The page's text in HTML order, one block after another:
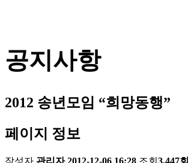
공지사항
2012 송년모임 “희망동행”
페이지 정보
작성자 관리자 2012-12-06 16:28 조회 3,447회